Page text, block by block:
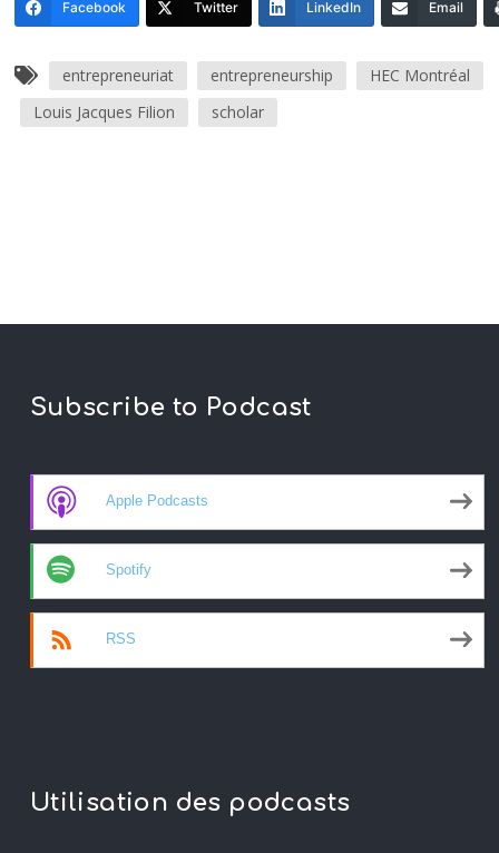
Facebook Twitter LinkedIn Email
entrepreneuriat entrepreneurship
HEC Montréal
Louis Jacques Filion
scholar
Subscribe to Podcast
Apple Podcasts
Spotify
RSS
Utilisation des podcasts